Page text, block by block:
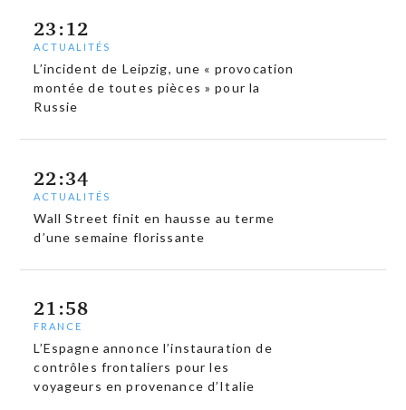
23:12
ACTUALITÉS
L’incident de Leipzig, une « provocation
montée de toutes pièces » pour la
Russie
22:34
ACTUALITÉS
Wall Street finit en hausse au terme
d’une semaine florissante
21:58
FRANCE
L’Espagne annonce l’instauration de
contrôles frontaliers pour les
voyageurs en provenance d’Italie